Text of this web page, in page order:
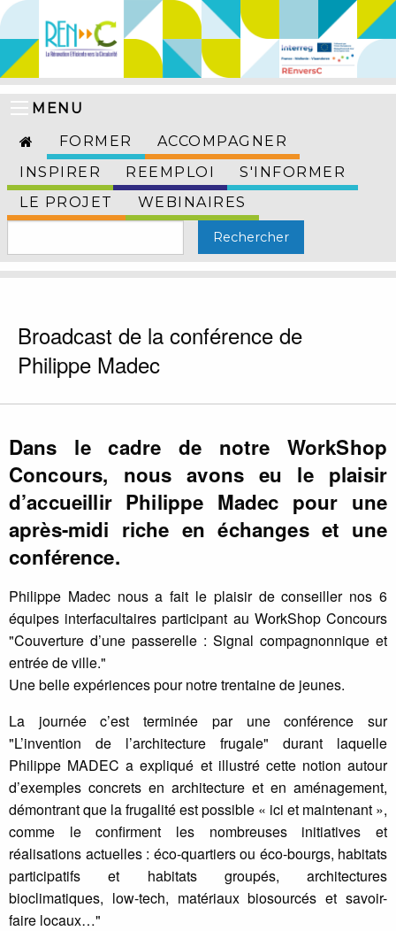
MENU
FORMER
ACCOMPAGNER
INSPIRER
REEMPLOI
S'INFORMER
LE PROJET
WEBINAIRES
Broadcast de la conférence de
Philippe Madec
Dans le cadre de notre WorkShop
Concours, nous avons eu le plaisir
d’accueillir Philippe Madec pour une
après-midi riche en échanges et une
conférence.
Philippe Madec nous a fait le plaisir de conseiller nos 6
équipes interfacultaires participant au WorkShop Concours
"Couverture d’une passerelle : Signal compagnonnique et
entrée de ville."
Une belle expériences pour notre trentaine de jeunes.
La journée c’est terminée par une conférence sur
"L’invention de l’architecture frugale" durant laquelle
Philippe MADEC a expliqué et illustré cette notion autour
d’exemples concrets en architecture et en aménagement,
démontrant que la frugalité est possible « ici et maintenant »,
comme le confirment les nombreuses initiatives et
réalisations actuelles : éco-quartiers ou éco-bourgs, habitats
participatifs et habitats groupés, architectures
bioclimatiques, low-tech, matériaux biosourcés et savoir-
faire locaux…"